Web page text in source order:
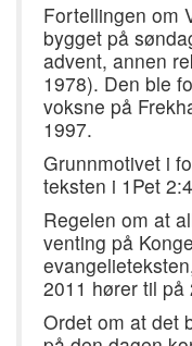
Fortellingen om
bygget på
advent, annen
1978). Den ble
voksne på
1997.
Grunnmotivet i
teksten i 1Pet
Regelen om at
venting på
2011 hører til på
Ordet om at det